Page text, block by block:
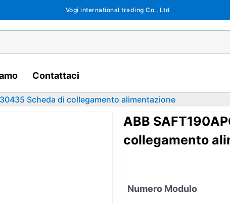
Vogi international trading Co., Ltd
Contattaci
Scheda di collegamento alimentazione
ABB
collegamento
Numero Modulo